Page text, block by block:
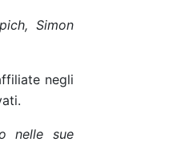
Simon
negli
nelle sue